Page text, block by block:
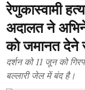
रेणुकास्वामी
अदालत ने
को जमानत देने
दर्शन को 11 जून को
बल्लारी जेल में बंद है।